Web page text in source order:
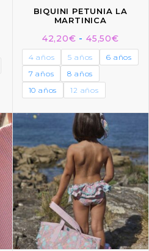
BIQUINI PETUNIA LA
MARTINICA
42,20€ - 45,50€
4 años 5 años
6 años
7 años
8 años
10 años
12 años